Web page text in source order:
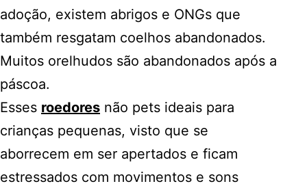
adoção, existem abrigos e ONGs que
também resgatam coelhos abandonados.
Muitos orelhudos são abandonados após a
páscoa.
Esses roedores não pets ideais para
crianças pequenas, visto que se
aborrecem em ser apertados e ficam
estressados com movimentos e sons